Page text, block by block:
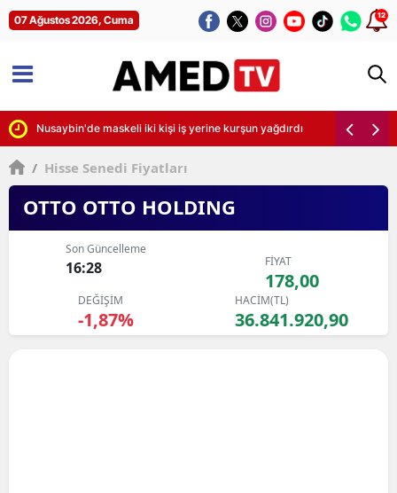
07 Ağustos 2026, Cuma 12
Nusaybin'de maskeli iki kişi iş yerine kurşun yağdırdı
/ Hisse Senedi Fiyatları
OTTO OTTO HOLDING
Son Güncelleme
16:28 FİYAT
178,00
DEĞİŞİM
-1,87%
HACİM(TL)
36.841.920,90